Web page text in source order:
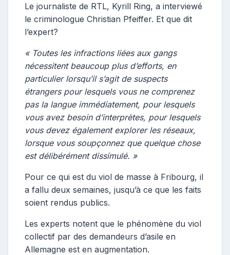
Le journaliste de RTL, Kyrill Ring, a interviewé
le criminologue Christian Pfeiffer. Et que dit
l’expert?
« Toutes les infractions liées aux gangs
nécessitent beaucoup plus d’efforts, en
particulier lorsqu’il s’agit de suspects
étrangers pour lesquels vous ne comprenez
pas la langue immédiatement, pour lesquels
vous avez besoin d’interprètes, pour lesquels
vous devez également explorer les réseaux,
lorsque vous soupçonnez que quelque chose
est délibérément dissimulé. »
Pour ce qui est du viol de masse à Fribourg, il
a fallu deux semaines, jusqu’à ce que les faits
soient rendus publics.
Les experts notent que le phénomène du viol
collectif par des demandeurs d’asile en
Allemagne est en augmentation.